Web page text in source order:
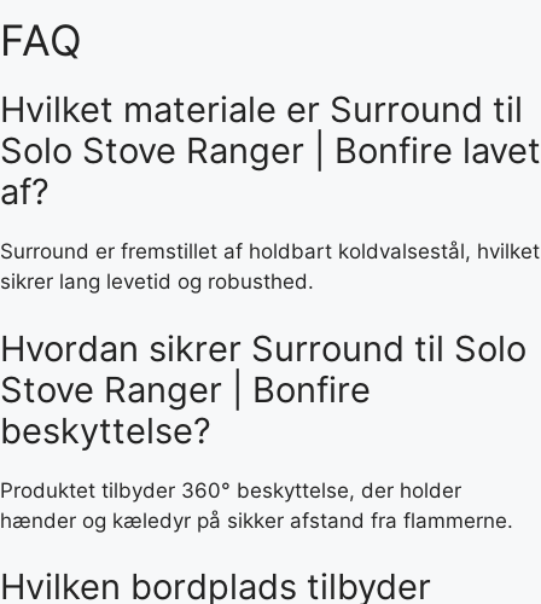
FAQ
Hvilket materiale er Surround til
Solo Stove Ranger | Bonfire lavet
af?
Surround er fremstillet af holdbart koldvalsestål, hvilket
sikrer lang levetid og robusthed.
Hvordan sikrer Surround til Solo
Stove Ranger | Bonfire
beskyttelse?
Produktet tilbyder 360° beskyttelse, der holder
hænder og kæledyr på sikker afstand fra flammerne.
Hvilken bordplads tilbyder